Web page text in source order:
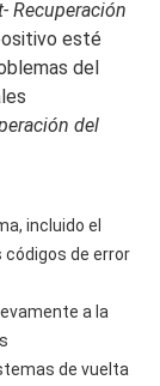
Recuperación
esté
del
del
incluido el
códigos de error
a la
de vuelta